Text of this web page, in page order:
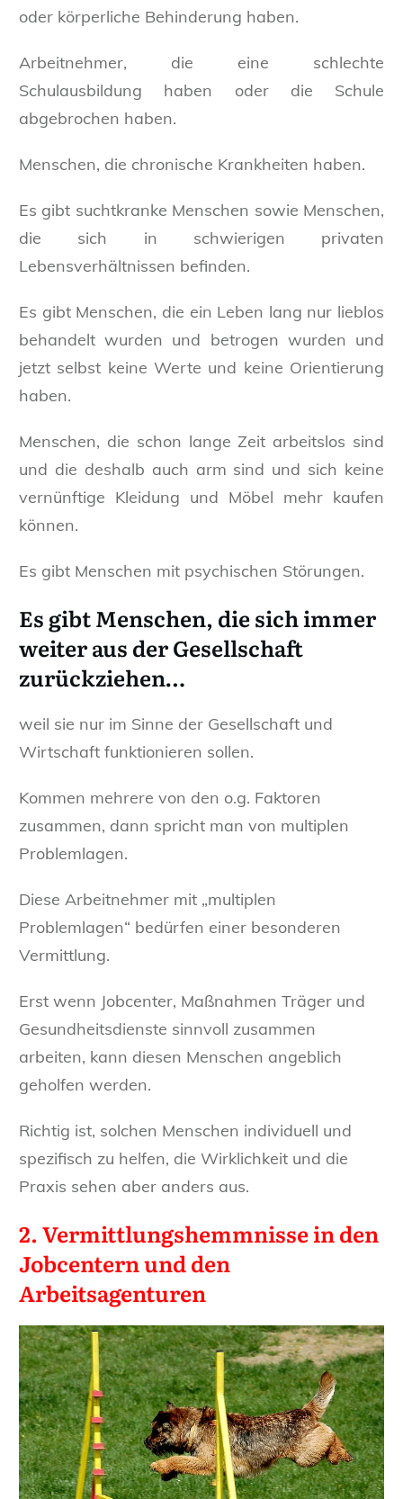
oder körperliche Behinderung haben.
Arbeitnehmer, die eine schlechte
Schulausbildung haben oder die Schule
abgebrochen haben.
Menschen, die chronische Krankheiten haben.
Es gibt suchtkranke Menschen sowie Menschen,
die sich in schwierigen privaten
Lebensverhältnissen befinden.
Es gibt Menschen, die ein Leben lang nur lieblos
behandelt wurden und betrogen wurden und
jetzt selbst keine Werte und keine Orientierung
haben.
Menschen, die schon lange Zeit arbeitslos sind
und die deshalb auch arm sind und sich keine
vernünftige Kleidung und Möbel mehr kaufen
können.
Es gibt Menschen mit psychischen Störungen.
Es gibt Menschen, die sich immer
weiter aus der Gesellschaft
zurückziehen…
weil sie nur im Sinne der Gesellschaft und
Wirtschaft funktionieren sollen.
Kommen mehrere von den o.g. Faktoren
zusammen, dann spricht man von multiplen
Problemlagen.
Diese Arbeitnehmer mit „multiplen
Problemlagen“ bedürfen einer besonderen
Vermittlung.
Erst wenn Jobcenter, Maßnahmen Träger und
Gesundheitsdienste sinnvoll zusammen
arbeiten, kann diesen Menschen angeblich
geholfen werden.
Richtig ist, solchen Menschen individuell und
spezifisch zu helfen, die Wirklichkeit und die
Praxis sehen aber anders aus.
2. Vermittlungshemmnisse in den
Jobcentern und den
Arbeitsagenturen